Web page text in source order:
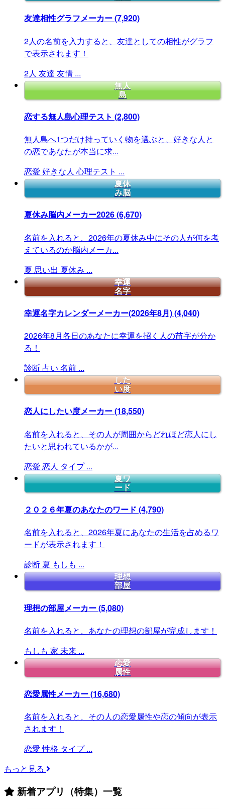
友達相性グラフメーカー(7,920)
2人の名前を入力すると、友達としての相性がグラフ
で表示されます！
2人 友達 友情 ...
無人
島
恋する無人島心理テスト (2,800)
無人島へ1つだけ持っていく物を選ぶと、好きな人と
の恋であなたが本当に求...
恋愛 好きな人 心理テスト ...
夏休
み脳
夏休み脳内メーカー2026(6,670)
名前を入れると、2026年の夏休み中にその人が何を考
えているのか脳内メーカ...
夏 思い出 夏休み ...
幸運
名字
幸運名字カレンダーメーカー(2026年8月)(4,040)
2026年8月各日のあなたに幸運を招く人の苗字が分か
る！
診断 占い 名前 ...
した
い度
恋人にしたい度メーカー(18,550)
名前を入れると、その人が周囲からどれほど恋人にし
たいと思われているかが...
恋愛 恋人 タイプ ...
夏ワ
ード
２０２６年夏のあなたのワード (4,790)
名前を入れると、2026年夏にあなたの生活を占めるワ
ードが表示されます！
診断 夏 もしも ...
理想
部屋
理想の部屋メーカー(5,080)
名前を入れると、あなたの理想の部屋が完成します！
もしも 家 未来 ...
恋愛
属性
恋愛属性メーカー(16,680)
名前を入れると、その人の恋愛属性や恋の傾向が表示
されます！
恋愛 性格 タイプ ...
もっと見る
新着アプリ（特集）一覧